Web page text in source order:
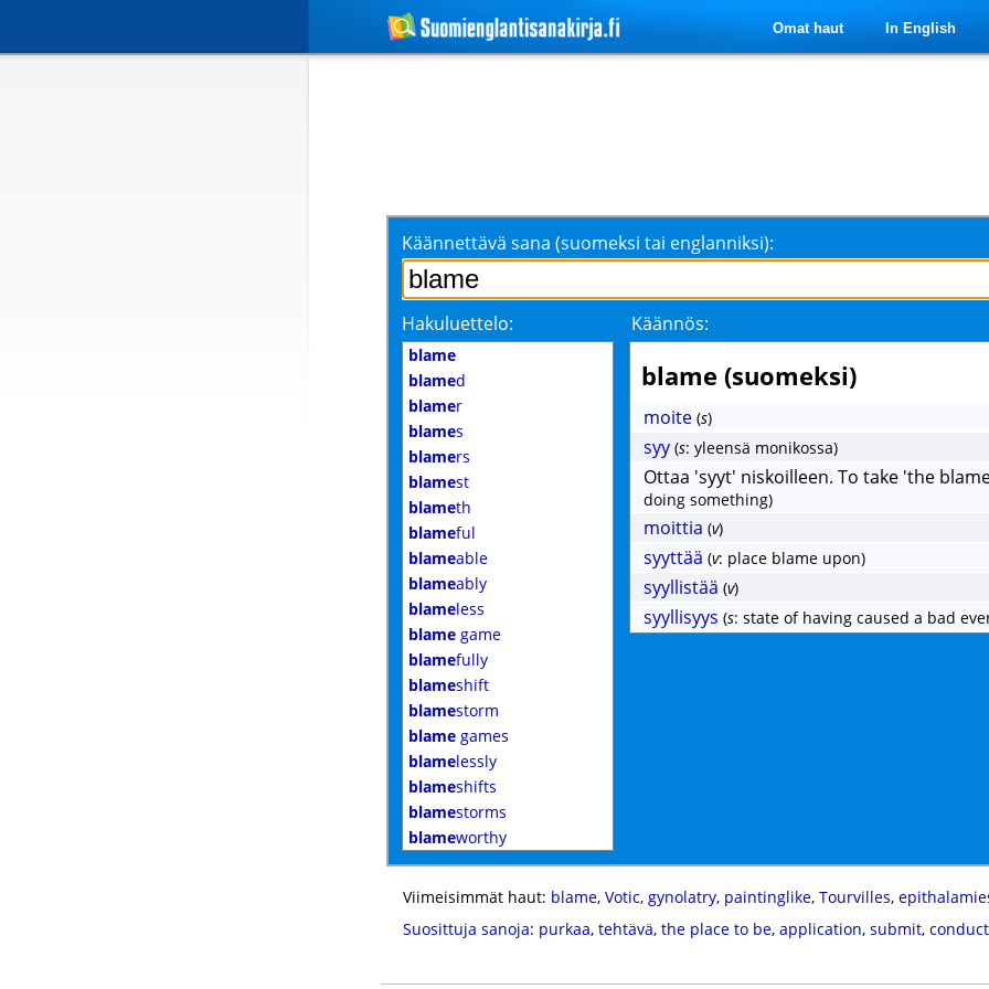
Omat haut In English
Käännettävä sana (suomeksi tai englanniksi):
Hakuluettelo: Käännös:
blame
blamed
blamer
blames
blamers
blamest
blameth
blameful
blameable
blameably
blameless
blame game
blamefully
blameshift
blamestorm
blame games
blamelessly
blameshifts
blamestorms
blameworthy
blame (suomeksi)
moite (s)
syy (s: yleensä monikossa)
Ottaa 'syyt' niskoilleen. To take 'the
doing something)
moittia (v)
syyttää (v: place blame upon)
syyllistää (v)
syyllisyys (s: state of having caused a bad
Viimeisimmät haut: blame, Votic, gynolatry, paintinglike, Tourvilles,
Suosittuja sanoja: purkaa, tehtävä, the place to be, application, submit, conduct